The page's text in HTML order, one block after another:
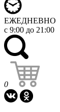
ЕЖЕДНЕВНО
с 9:00 до 21:00
0